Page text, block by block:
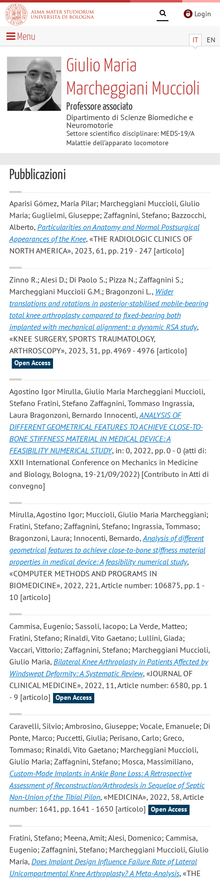
Login
IT EN
Menu
Giulio Maria
Marcheggiani Muccioli
Professore associato
Dipartimento di Scienze Biomediche e
Neuromotorie
Settore scientifico disciplinare: MEDS-19/A
Malattie dell’apparato locomotore
Pubblicazioni
Aparisi Gómez, Maria Pilar; Marcheggiani Muccioli, Giulio
Maria; Guglielmi, Giuseppe; Zaffagnini, Stefano; Bazzocchi,
Alberto, Particularities on Anatomy and Normal Postsurgical
Appearances of the Knee, «THE RADIOLOGIC CLINICS OF
NORTH AMERICA», 2023, 61, pp. 219 - 247 [articolo]
Zinno R.; Alesi D.; Di Paolo S.; Pizza N.; Zaffagnini S.;
Marcheggiani Muccioli G.M.; Bragonzoni L., Wider
translations and rotations in posterior-stabilised mobile-bearing
total knee arthroplasty compared to fixed-bearing both
implanted with mechanical alignment: a dynamic RSA study,
«KNEE SURGERY, SPORTS TRAUMATOLOGY,
ARTHROSCOPY», 2023, 31, pp. 4969 - 4976 [articolo]
Open Access
Agostino Igor Mirulla, Giulio Maria Marcheggiani Muccioli,
Stefano Fratini, Stefano Zaffagnini, Tommaso Ingrassia,
Laura Bragonzoni, Bernardo Innocenti,ANALYSIS OF
DIFFERENT GEOMETRICAL FEATURES TO ACHIEVE CLOSE-TO-
BONE STIFFNESS MATERIAL IN MEDICAL DEVICE: A
FEASIBILITY NUMERICAL STUDY, in: 0, 2022, pp. 0 - 0 (atti di:
XXII International Conference on Mechanics in Medicine
and Biology, Bologna, 19-21/09/2022) [Contributo in Atti di
convegno]
Mirulla, Agostino Igor; Muccioli, Giulio Maria Marcheggiani;
Fratini, Stefano; Zaffagnini, Stefano; Ingrassia, Tommaso;
Bragonzoni, Laura; Innocenti, Bernardo,Analysis of different
geometrical features to achieve close-to-bone stiffness material
properties in medical device: A feasibility numerical study,
«COMPUTER METHODS AND PROGRAMS IN
BIOMEDICINE», 2022, 221, Article number: 106875, pp. 1 -
10 [articolo]
Cammisa, Eugenio; Sassoli, Iacopo; La Verde, Matteo;
Fratini, Stefano; Rinaldi, Vito Gaetano; Lullini, Giada;
Vaccari, Vittorio; Zaffagnini, Stefano; Marcheggiani Muccioli,
Giulio Maria, Bilateral Knee Arthroplasty in Patients Affected by
Windswept Deformity: A Systematic Review, «JOURNAL OF
CLINICAL MEDICINE», 2022, 11, Article number: 6580, pp. 1
- 9 [articolo]
Open Access
Caravelli, Silvio; Ambrosino, Giuseppe; Vocale, Emanuele; Di
Ponte, Marco; Puccetti, Giulia; Perisano, Carlo; Greco,
Tommaso; Rinaldi, Vito Gaetano; Marcheggiani Muccioli,
Giulio Maria; Zaffagnini, Stefano; Mosca, Massimiliano,
Custom-Made Implants in Ankle Bone Loss: A Retrospective
Assessment of Reconstruction/Arthrodesis in Sequelae of Septic
Non-Union of the Tibial Pilon, «MEDICINA», 2022, 58, Article
number: 1641, pp. 1641 - 1650 [articolo]
Open Access
Fratini, Stefano; Meena, Amit; Alesi, Domenico; Cammisa,
Eugenio; Zaffagnini, Stefano; Marcheggiani Muccioli, Giulio
Maria, Does Implant Design Influence Failure Rate of Lateral
Unicompartmental Knee Arthroplasty? A Meta-Analysis, «THE